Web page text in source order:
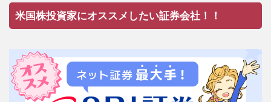
米国株投資家にオススメしたい証券会社！！